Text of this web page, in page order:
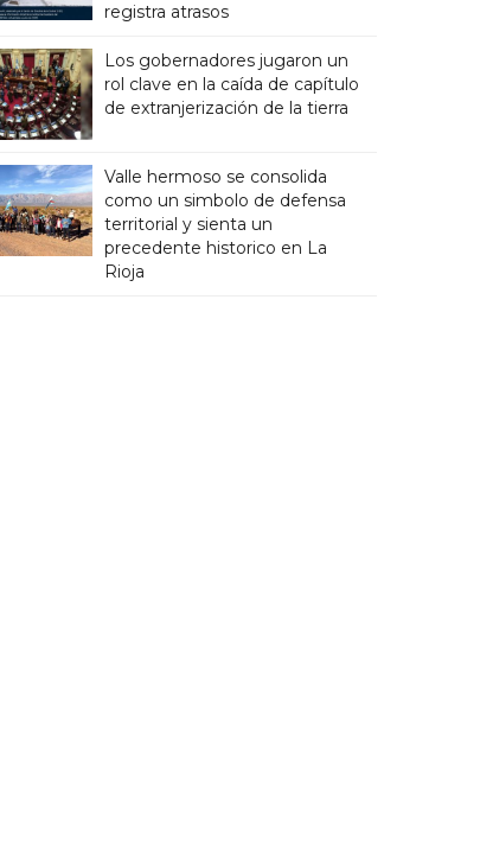
registra atrasos
Los gobernadores jugaron un
rol clave en la caída de capítulo
de extranjerización de la tierra
Valle hermoso se consolida
como un simbolo de defensa
territorial y sienta un
precedente historico en La
Rioja